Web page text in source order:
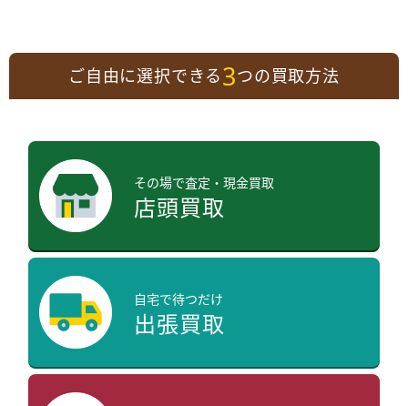
ご自由に選択できる3つの買取方法
その場で査定・現金買取
店頭買取
自宅で待つだけ
出張買取